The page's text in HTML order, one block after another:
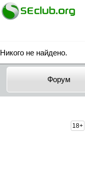
Никого не найдено.
Форум
18+